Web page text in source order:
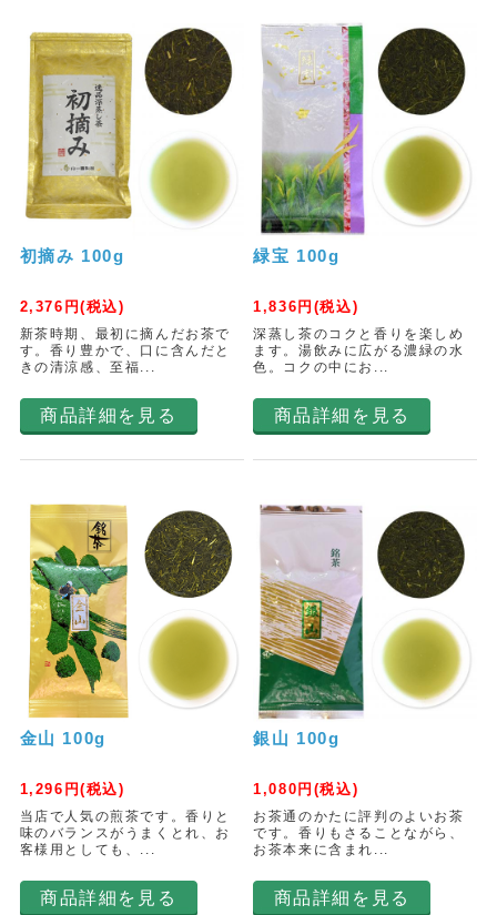
初摘み 100g
2,376 円(税込)
新茶時期、最初に摘んだお茶で
す。香り豊かで、口に含んだと
きの清涼感、至福...
商品詳細を見る
緑宝 100g
1,836円(税込)
深蒸し茶のコクと香りを楽しめ
ます。湯飲みに広がる濃緑の水
色。コクの中にお...
商品詳細を見る
金山 100g
1,296 円(税込)
当店で人気の煎茶です。香りと
味のバランスがうまくとれ、お
客様用としても、...
商品詳細を見る
銀山 100g
1,080円(税込)
お茶通のかたに評判のよいお茶
です。香りもさることながら、
お茶本来に含まれ...
商品詳細を見る